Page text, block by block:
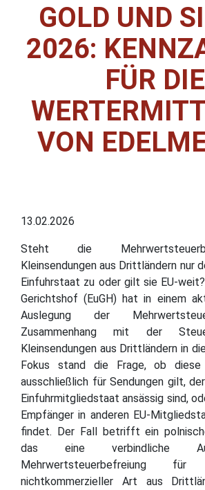
GOLD UND
2026:
FÜR DIE
VON
13.02.2026
Steht die
Kleinsendungen aus Drittländern nur
Einfuhrstaat zu oder gilt sie EU-
Gerichtshof (EuGH) hat in einem
Auslegung der
Zusammenhang mit der
Kleinsendungen aus Drittländern in
Fokus stand die Frage, ob diese
ausschließlich für Sendungen gilt,
Einfuhrmitgliedstaat ansässig sind,
Empfänger in anderen EU-
findet. Der Fall betrifft ein
das eine verbindliche
Mehrwertsteuerbefreiung für
nichtkommerzieller Art aus